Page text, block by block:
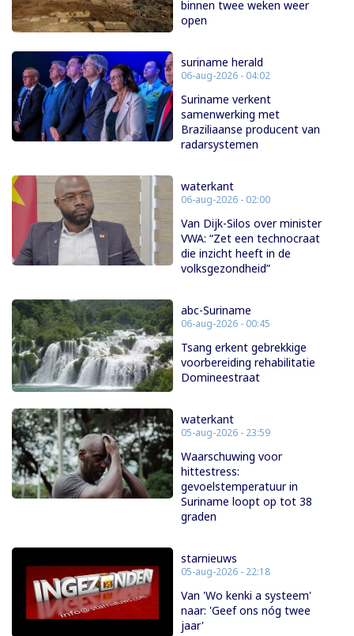
binnen twee weken weer
open
suriname herald
06-aug-2026 - 04:02
Suriname verkent
samenwerking met
Braziliaanse producent van
radarsystemen
waterkant
06-aug-2026 - 02:00
Van Dijk-Silos over minister
VWA: “Zet een technocraat
die inzicht heeft in de
volksgezondheid”
abc-Suriname
06-aug-2026 - 00:45
Tsang erkent gebrekkige
voorbereiding rehabilitatie
Domineestraat
waterkant
05-aug-2026 - 23:59
Waarschuwing voor
hittestress:
gevoelstemperatuur in
Suriname loopt op tot 38
graden
starnieuws
05-aug-2026 - 22:18
Van 'Wo kenki a systeem'
naar: 'Geef ons nóg twee
jaar'